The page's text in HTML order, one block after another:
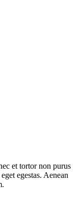
et tortor non purus
egestas. Aenean